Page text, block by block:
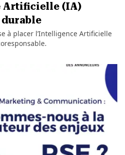
Artificielle (IA)
à placer l’Intelligence Artificielle